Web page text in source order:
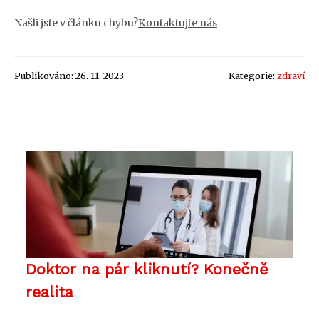
Našli jste v článku chybu?Kontaktujte nás
Publikováno: 26. 11. 2023 Kategorie: zdraví
Doktor na pár kliknutí? Konečně
realita